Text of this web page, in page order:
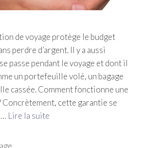
de voyage protège le budget
perdre d’argent. Il y a aussi
passe pendant le voyage et dont il
un portefeuille volé, un bagage
cassée. Comment fonctionne une
Concrètement, cette garantie se
Lire la suite